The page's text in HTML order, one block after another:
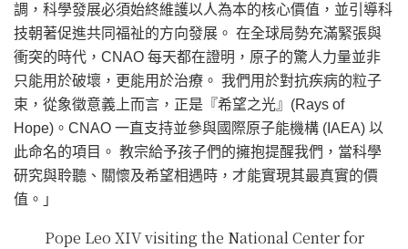
調，科學發展必須始終維護以人為本的核心價值，並引導科
技朝著促進共同福祉的方向發展。 在全球局勢充滿緊張與
衝突的時代，CNAO 每天都在證明，原子的驚人力量並非
只能用於破壞，更能用於治療。 我們用於對抗疾病的粒子
束，從象徵意義上而言，正是『希望之光』(Rays of
Hope)。CNAO 一直支持並參與國際原子能機構 (IAEA) 以
此命名的項目。 教宗給予孩子們的擁抱提醒我們，當科學
研究與聆聽、關懷及希望相遇時，才能實現其最真實的價
值。」
Pope Leo XIV visiting the National Center for